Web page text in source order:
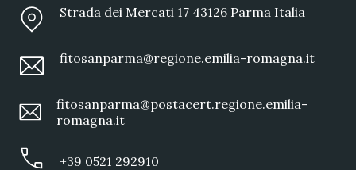
Strada dei Mercati 17 43126 Parma Italia
fitosanparma@regione.emilia-romagna.it
fitosanparma@postacert.regione.emilia-
romagna.it
+39 0521 292910